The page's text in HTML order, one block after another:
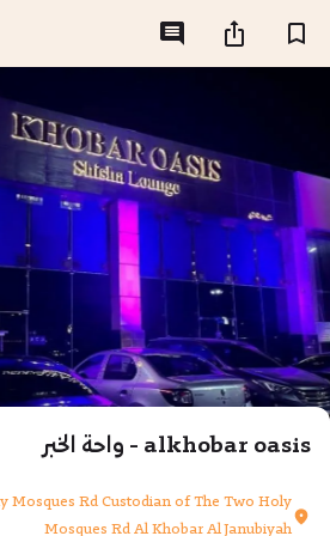
alkhobar oasis - واحة الخبر
Mosques Rd Custodian of The Two Holy
Mosques Rd Al Khobar Al Janubiyah